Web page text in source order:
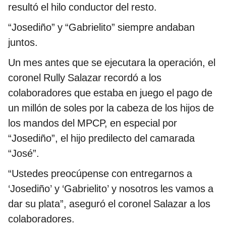
resultó el hilo conductor del resto.
“Josediño” y “Gabrielito” siempre andaban
juntos.
Un mes antes que se ejecutara la operación, el
coronel Rully Salazar recordó a los
colaboradores que estaba en juego el pago de
un millón de soles por la cabeza de los hijos de
los mandos del MPCP, en especial por
“Josediño”, el hijo predilecto del camarada
“José”.
“Ustedes preocúpense con entregarnos a
‘Josediño’ y ‘Gabrielito’ y nosotros les vamos a
dar su plata”, aseguró el coronel Salazar a los
colaboradores.